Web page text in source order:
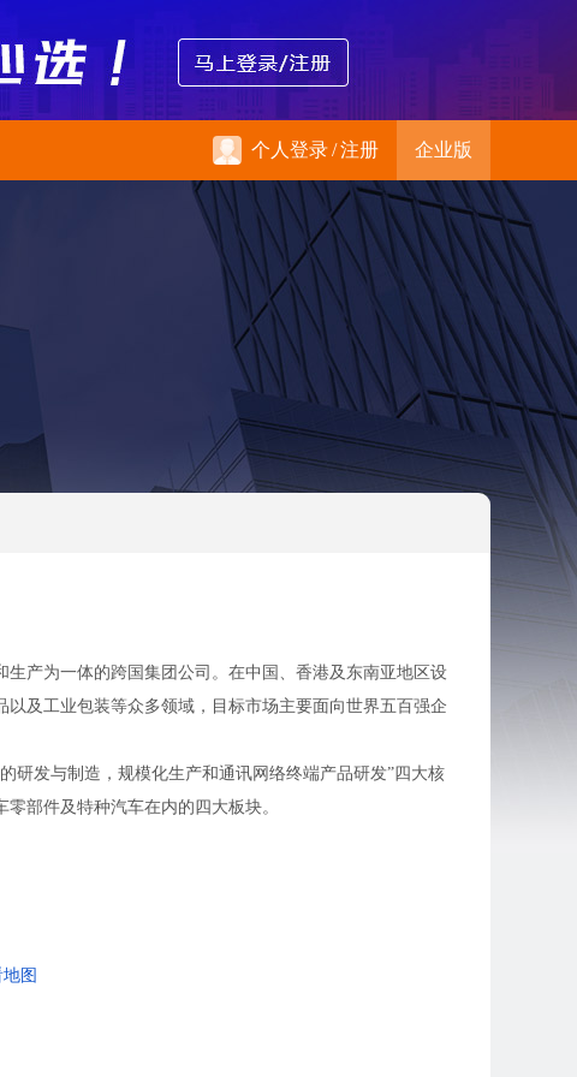
个人登录/注册 企业版
产为一体的跨国集团公司。在中国、香港及东南亚地区设
及工业包装等众多领域，目标市场主要面向世界五百强企
研发与制造，规模化生产和通讯网络终端产品研发”四大核
部件及特种汽车在内的四大板块。
队、创新”为核心价值观，力争做到三个最好“制造最好的
利体系使每一个人都能在伟盈的大家庭中安居乐业。
技产品，推动我国民族工业发展，共创辉煌！
图